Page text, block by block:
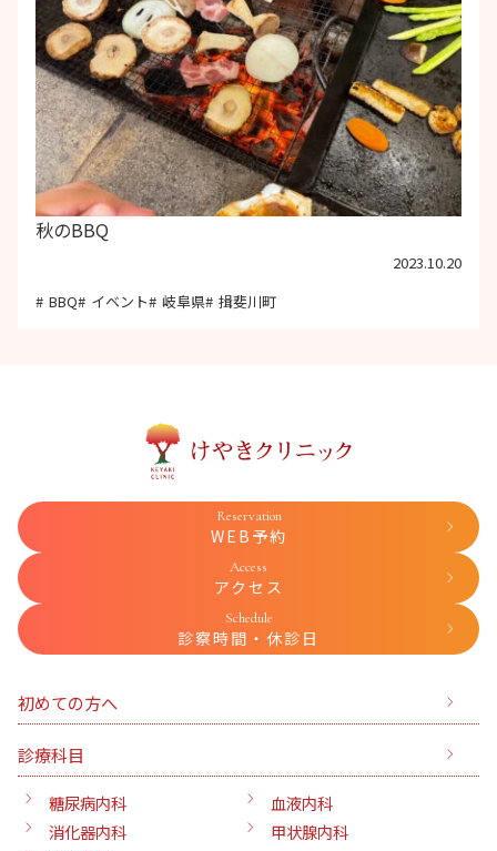
秋のBBQ
2023.10.20
BBQ
イベント 岐阜県 揖斐川町
Reservation
WEB予約
Access
アクセス
Schedule
診察時間・休診日
初めての方へ
診療科目
糖尿病内科
血液内科
消化器内科
甲状腺内科